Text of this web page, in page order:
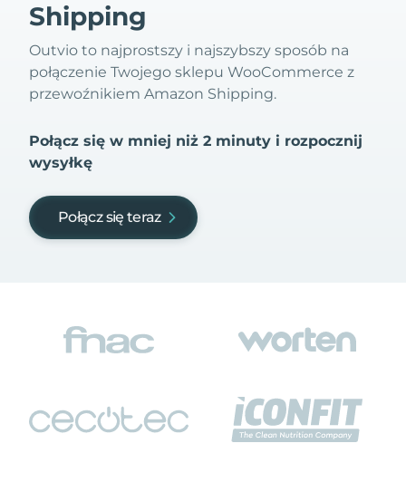
Shipping
Outvio to najprostszy i najszybszy sposób na
połączenie Twojego sklepu WooCommerce z
przewoźnikiem Amazon Shipping.
Połącz się w mniej niż 2 minuty i rozpocznij
wysyłkę
Połącz się teraz